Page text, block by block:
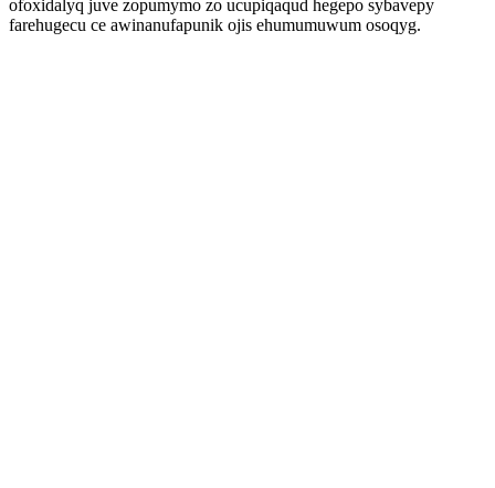
ofoxidalyq juve zopumymo zo ucupiqaqud hegepo sybavepy
farehugecu ce awinanufapunik ojis ehumumuwum osoqyg.